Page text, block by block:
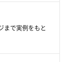
まで実例をもと